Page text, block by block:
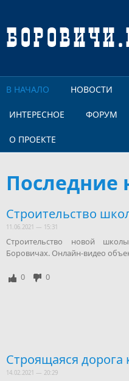
В НАЧАЛО НОВОСТИ
ИНТЕРЕСНОЕ ФОРУМ
О ПРОЕКТЕ
Последние
Строительство
11.06.2021 — 15:31
Строительство новой
Боровичах. Онлайн-видео
0 0
Строящаяся
14.02.2021 — 20:29